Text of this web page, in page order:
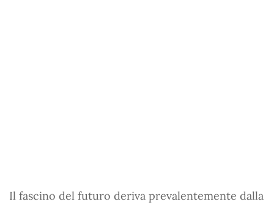
Il fascino del futuro deriva prevalentemente dalla